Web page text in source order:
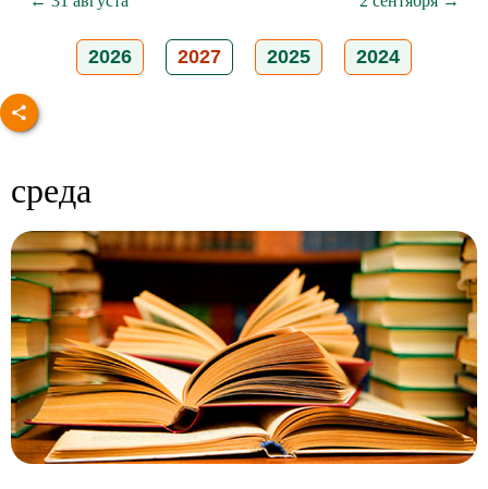
2026 2027 2025 2024
среда